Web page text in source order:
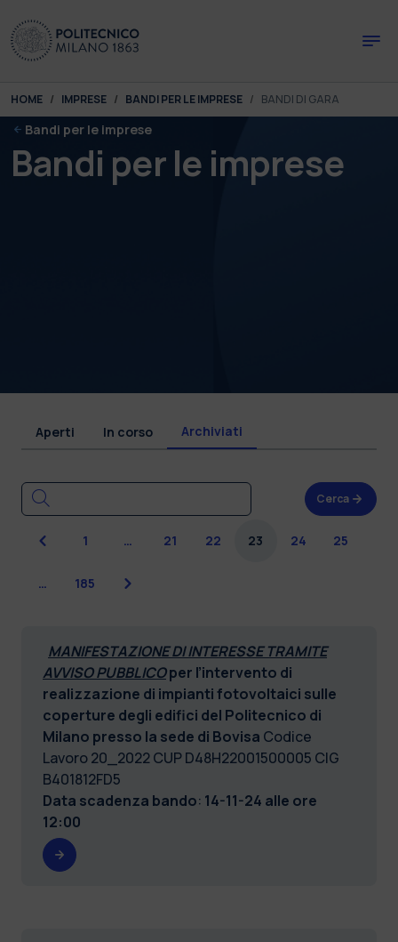
You are here:
HOME IMPRESE BANDI PER LE IMPRESE BANDI DI GARA
Bandi per le imprese
Bandi per le imprese
Aperti In corso Archiviati
Cerca
Precedente
1 … 21 22 23 24 25
… 185 Successiva
MANIFESTAZIONE DI INTERESSE TRAMITE
AVVISO PUBBLICOper l’intervento di
realizzazione di impianti fotovoltaici sulle
coperture degli edifici del Politecnico di
Milano presso la sede di Bovisa Codice
Lavoro 20_2022 CUP D48H22001500005 CIG
B401812FD5
Data scadenza bando: 14-11-24 alle ore
12:00